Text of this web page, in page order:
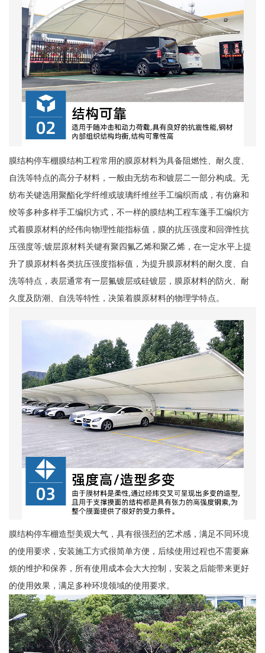
膜结构停车棚膜结构工程常用的膜原材料为具备阻燃性、耐久度、
自洗等特点的高分子材料，一般由无纺布和镀层二一部分构成。无
纺布关键选用聚酯化学纤维或玻璃纤维丝手工编织而成，有仿麻和
绞等多种多样手工编织方式，不一样的膜结构工程车蓬手工编织方
式着膜原材料的经伟向物理性能指标值，膜的抗压强度和回弹性抗
压强度等;镀层原材料关键有聚四氟乙烯和聚乙烯，在一定水平上提
升了膜原材料各类抗压强度指标值，为提升膜原材料的耐久度、自
洗等特点，表层通常有一层氟镀层或硅镀层，膜原材料的防火、耐
久度及防潮、自洗等特性，决策着膜原材料的物理学特点。
膜结构停车棚造型美观大气，具有很强烈的艺术感，满足不同环境
的使用要求，安装施工方式很简单方便，后续使用过程也不需要麻
烦的维护和保养，所有使用成本会大大控制，安装之后能带来更好
的使用效果，满足多种环境领域的使用要求。